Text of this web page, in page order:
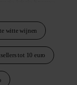
algemeen hebben
jouw favoriete
hoe je hem vond!
witte wijnen
tot 10 euro